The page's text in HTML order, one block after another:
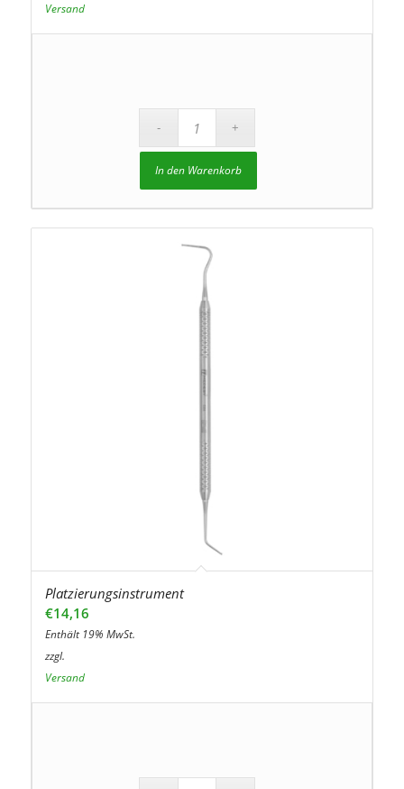
Versand
In den Warenkorb
Platzierungsinstrument
€14,16
Enthält 19% MwSt.
zzgl.
Versand